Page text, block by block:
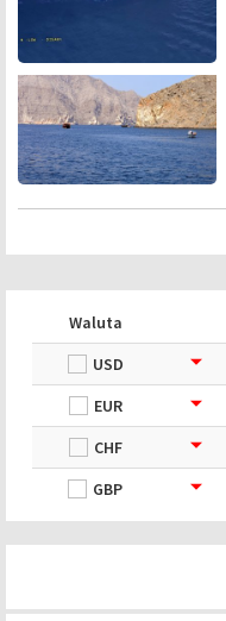
Waluta
USD
EUR
CHF
GBP